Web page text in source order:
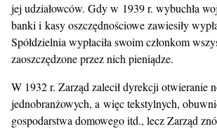
jej udziałowców. Gdy w 1939 r. wybuchła
banki i kasy oszczędnościowe zawiesiły
Spółdzielnia wypłaciła swoim członkom
zaoszczędzone przez nich pieniądze.
W 1932 r. Zarząd zalecił dyrekcji otwieranie
jednobranżowych, a więc tekstylnych,
gospodarstwa domowego itd., lecz Zarząd